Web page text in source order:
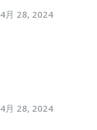
4月 28, 2024
4月 28, 2024